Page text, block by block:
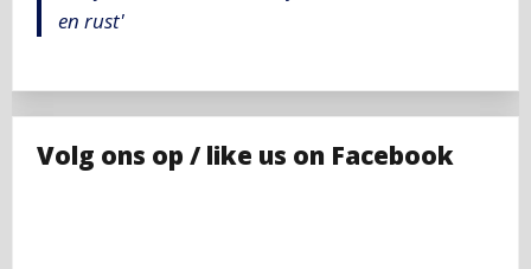
en rust'
Volg ons op / like us on Facebook